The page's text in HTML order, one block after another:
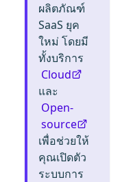
ผลิตภัณฑ์
SaaS ยุค
ใหม่ โดยมี
ทั้งบริการ
Cloud
และ
Open-
source
เพื่อช่วยให้
คุณเปิดตัว
ระบบการ